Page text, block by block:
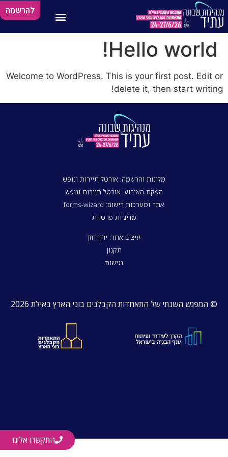
להרשמה
Hello world!
Welcome to WordPress. This is your first post. Edit or
delete it, then start writing!
מלונות והרשמה: אורטל תיירות ונופש
הפקת האירוע: אורטל תיירות ונופש
אתר ומערכות רישום: forms-wizard
מדיניות פרטיות
עיצוב אתר: ירון חזן
תקנון
נגישות
© המפגש השנתי של התאחדות הקבלנים בוני הארץ באילת 2026
התקשרו אלינו